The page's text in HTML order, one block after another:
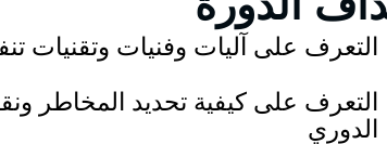
التعرف على آليات وفنيات وتقنيات
التعرف على كيفية تحديد المخاطر
الدوري